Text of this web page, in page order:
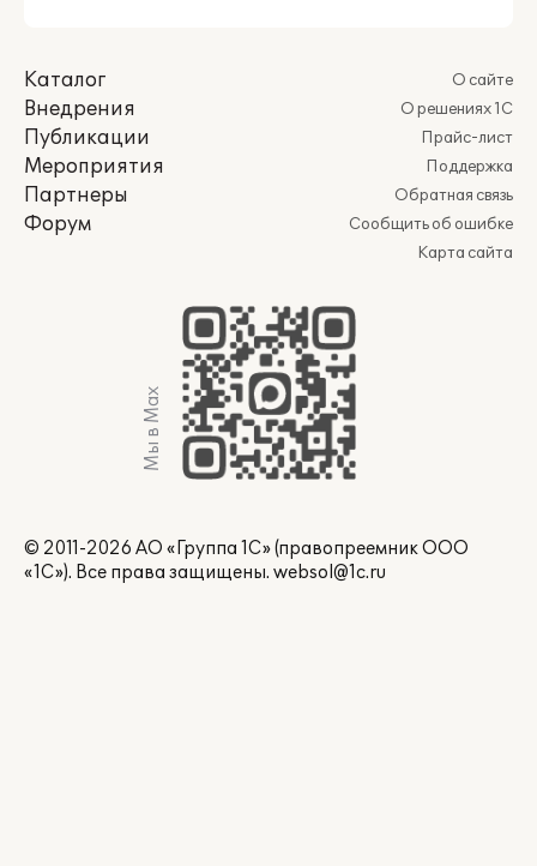
Каталог
Внедрения
Публикации
Мероприятия
Партнеры
Форум
О сайте
О решениях 1С
Прайс-лист
Поддержка
Обратная связь
Сообщить об ошибке
Карта сайта
Мы в Max
© 2011-2026 АО «Группа 1С» (правопреемник ООО
«1С»). Все права защищены. websol@1c.ru